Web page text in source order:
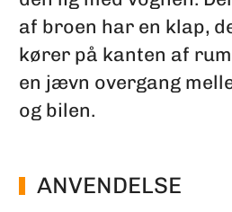
af broen har en klap,
kører på kanten af
en jævn overgang
og bilen.
ANVENDELSE